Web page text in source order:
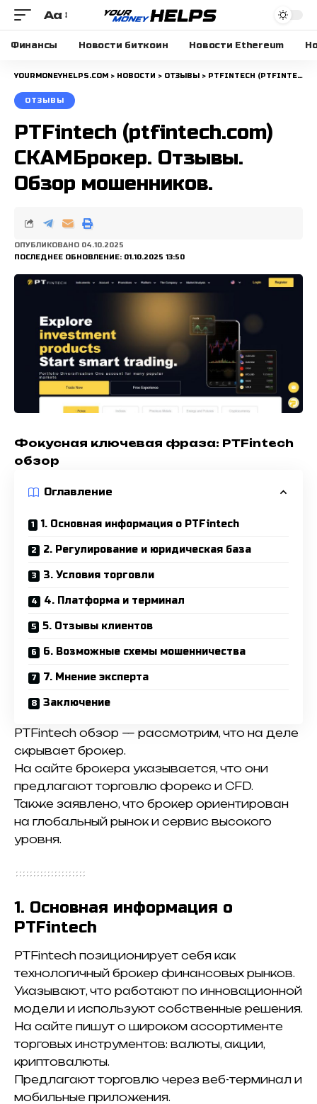
Размера
шрифта
Aa
Финансы Новости биткоин Новости Ethereum
YOURMONEYHELPS.COM > НОВОСТИ > ОТЗЫВЫ > PTFINTECH (PTFINTECH.COM) СКАМБРОКЕР. ОТЗЫВЫ. ОБЗОР МОШЕННИКОВ.
ОТЗЫВЫ
PTFintech (ptfintech.com)
СКАМБрокер. Отзывы.
Обзор мошенников.
ПОСЛЕДНЕЕ ОБНОВЛЕНИЕ: 01.10.2025 13:50
ОПУБЛИКОВАНО 04.10.2025
Фокусная ключевая фраза: PTFintech
обзор
Оглавление
1. Основная информация о PTFintech
2. Регулирование и юридическая база
3. Условия торговли
4. Платформа и терминал
5. Отзывы клиентов
6. Возможные схемы мошенничества
7. Мнение эксперта
Заключение
PTFintech обзор — рассмотрим, что на деле
скрывает брокер.
На сайте брокера указывается, что они
предлагают торговлю форекс и CFD.
Также заявлено, что брокер ориентирован
на глобальный рынок и сервис высокого
уровня.
1. Основная информация о
PTFintech
PTFintech позиционирует себя как
технологичный брокер финансовых рынков.
Указывают, что работают по инновационной
модели и используют собственные решения.
На сайте пишут о широком ассортименте
торговых инструментов: валюты, акции,
криптовалюты.
Предлагают торговлю через веб-терминал и
мобильные приложения.